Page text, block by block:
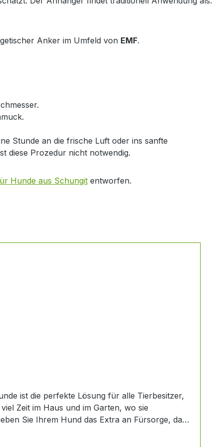
Anker im Umfeld von EMF.
Stunde an die frische Luft oder ins sanfte
diese Prozedur nicht notwendig.
Hunde aus Schungit entworfen.
ist die perfekte Lösung für alle Tierbesitzer,
Zeit im Haus und im Garten, wo sie
Sie Ihrem Hund das Extra an Fürsorge, das